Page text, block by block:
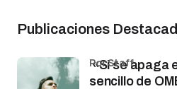
Publicaciones
«Si se apaga
sencillo de
por Staff